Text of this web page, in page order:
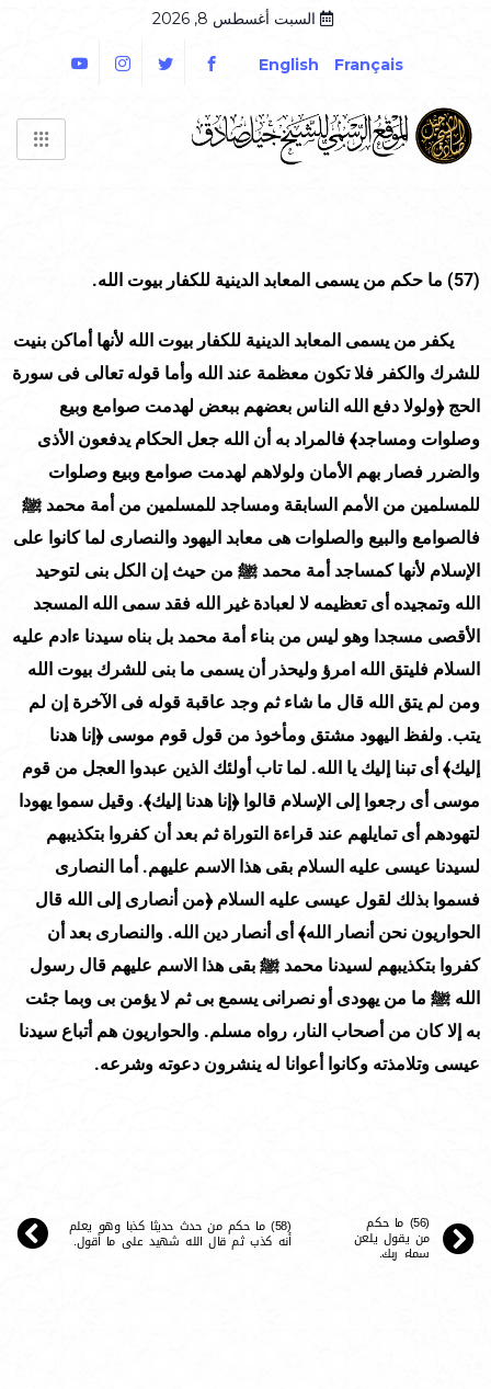
السبت أغسطس 8, 2026
Français
English
(57) ما حكم من يسمى المعابد الدينية للكفار بيوت الله.
يكفر من يسمى المعابد الدينية للكفار بيوت الله لأنها أماكن بنيت
للشرك والكفر فلا تكون معظمة عند الله وأما قوله تعالى فى سورة
الحج ﴿ولولا دفع الله الناس بعضهم ببعض لهدمت صوامع وبيع
وصلوات ومساجد﴾ فالمراد به أن الله جعل الحكام يدفعون الأذى
والضرر فصار بهم الأمان ولولاهم لهدمت صوامع وبيع وصلوات
للمسلمين من الأمم السابقة ومساجد للمسلمين من أمة محمد ﷺ
فالصوامع والبيع والصلوات هى معابد اليهود والنصارى لما كانوا على
الإسلام لأنها كمساجد أمة محمد ﷺ من حيث إن الكل بنى لتوحيد
الله وتمجيده أى تعظيمه لا لعبادة غير الله فقد سمى الله المسجد
الأقصى مسجدا وهو ليس من بناء أمة محمد بل بناه سيدنا ءادم عليه
السلام فليتق الله امرؤ وليحذر أن يسمى ما بنى للشرك بيوت الله
ومن لم يتق الله قال ما شاء ثم وجد عاقبة قوله فى الآخرة إن لم
يتب. ولفظ اليهود مشتق ومأخوذ من قول قوم موسى ﴿إنا هدنا
إليك﴾ أى تبنا إليك يا الله. لما تاب أولئك الذين عبدوا العجل من قوم
موسى أى رجعوا إلى الإسلام قالوا ﴿إنا هدنا إليك﴾. وقيل سموا يهودا
لتهودهم أى تمايلهم عند قراءة التوراة ثم بعد أن كفروا بتكذيبهم
لسيدنا عيسى عليه السلام بقى هذا الاسم عليهم. أما النصارى
فسموا بذلك لقول عيسى عليه السلام ﴿من أنصارى إلى الله قال
الحواريون نحن أنصار الله﴾ أى أنصار دين الله. والنصارى بعد أن
كفروا بتكذيبهم لسيدنا محمد ﷺ بقى هذا الاسم عليهم قال رسول
الله ﷺ ما من يهودى أو نصرانى يسمع بى ثم لا يؤمن بى وبما جئت
به إلا كان من أصحاب النار، رواه مسلم. والحواريون هم أتباع سيدنا
عيسى وتلامذته وكانوا أعوانا له ينشرون دعوته وشرعه.
(56) ما حكم
من يقول يلعن
سماء ربك.
(58) ما حكم من حدث حديثا كذبا وهو يعلم
أنه كذب ثم قال الله شهيد على ما أقول.